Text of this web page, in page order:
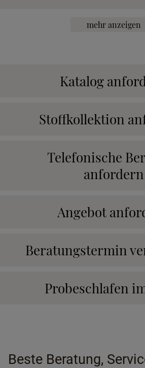
mehr anzeigen
Katalog
Stoffkollektion
Telefonische
anfordern
Angebot
Beratungstermin
Probeschlafen
Beste Beratung,